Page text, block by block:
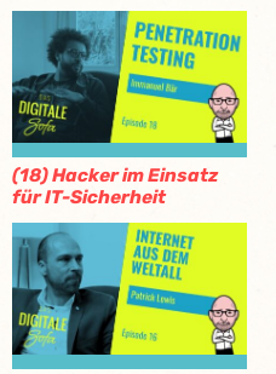
(18) Hacker im Einsatz
für IT-Sicherheit